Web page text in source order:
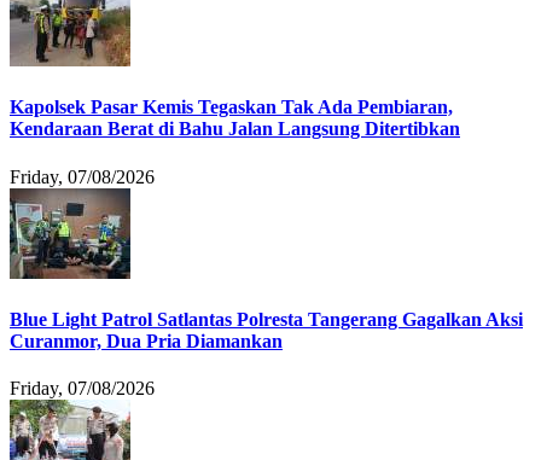
Kapolsek Pasar Kemis Tegaskan Tak Ada Pembiaran,
Kendaraan Berat di Bahu Jalan Langsung Ditertibkan
Friday, 07/08/2026
Blue Light Patrol Satlantas Polresta Tangerang Gagalkan Aksi
Curanmor, Dua Pria Diamankan
Friday, 07/08/2026